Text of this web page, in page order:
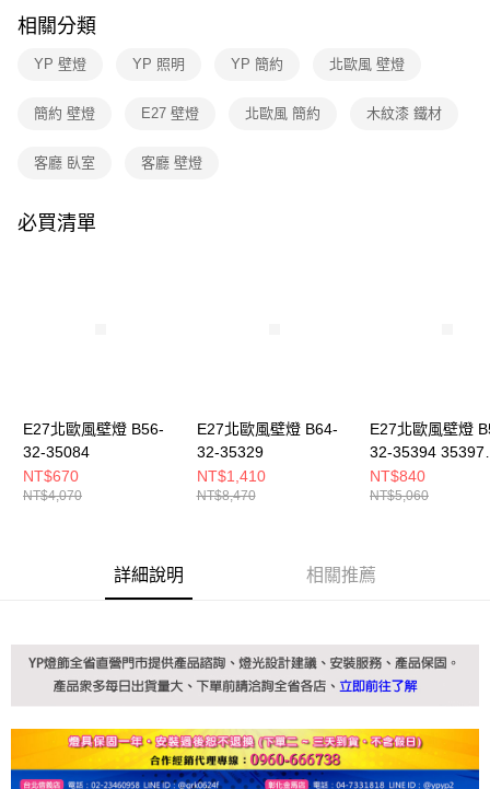
１．於結帳方式選擇「AFTEE先享後付」後，將跳轉至「AFTEE先享後付」
２．訂單成立數日內，您將收到繳費通知簡訊。
３．收到繳費通知簡訊後14天內，點擊此簡訊中的連結，可透過四大超商／
※ 請注意：結帳手續完成當下不需立刻繳費，但若您需要取消訂單，請聯絡
※ 交易是否成功請以「AFTEE先享後付 」之結帳頁面顯示為準，若有關於
３．未成年的使用者請事先徵得法定代理人或監護人之同意方可使用
「AFTEE先享後付」，若未經同意申辦者引起之損失，本公司不負相關責
任。
４．使用「AFTEE先享後付」時，將依據個別帳號之用戶狀況，依本公司即
時審查核予不同之上限額度；若仍有額度不足之情形，本公司將視審查結果
新竹貨運宅配
相關分類
YP 壁燈 YP 照明 YP 簡約 北歐風 壁燈
簡約 壁燈 E27 壁燈 北歐風 簡約 木紋漆 鐵材
客廳 臥室 客廳 壁燈
必買清單
E27北歐風壁燈 B56-
32-35084
NT$670
NT$4,070
E27北歐風壁燈 B64-
32-35329
NT$1,410
NT$8,470
E27北歐風壁燈
32-35394 35397
3539A
NT$840
NT$5,060
詳細說明 相關推薦